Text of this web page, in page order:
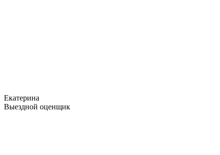
Екатерина
Выездной оценщик